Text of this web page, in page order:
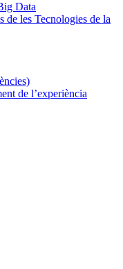
Data
de les Tecnologies de la
de l’experiència